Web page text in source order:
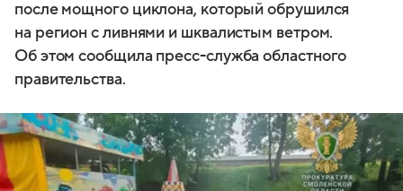
после мощного циклона, который обрушился
на регион с ливнями и шквалистым ветром.
Об этом сообщила пресс-служба областного
правительства.